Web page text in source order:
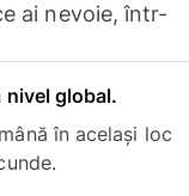
ai nevoie, într-
nivel global.
în același loc